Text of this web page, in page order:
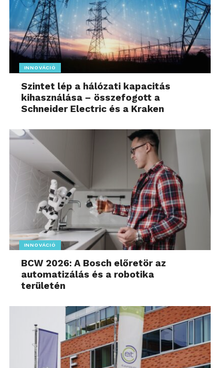
INNOVÁCIÓ
Szintet lép a hálózati kapacitás
kihasználása – összefogott a
Schneider Electric és a Kraken
INNOVÁCIÓ
BCW 2026: A Bosch előretör az
automatizálás és a robotika
területén